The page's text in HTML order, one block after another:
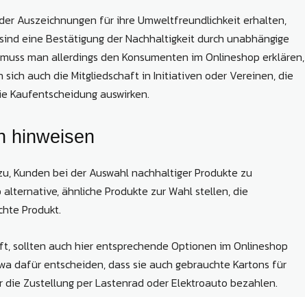
Auszeichnungen für ihre Umweltfreundlichkeit erhalten,
eine Bestätigung der Nachhaltigkeit durch unabhängige
man allerdings den Konsumenten im Onlineshop erklären,
auch die Mitgliedschaft in Initiativen oder Vereinen, die
auswirken.
hinweisen
Kunden bei der Auswahl nachhaltiger Produkte zu
ähnliche Produkte zur Wahl stellen, die
Produkt.
sollten auch hier entsprechende Optionen im Onlineshop
dafür entscheiden, dass sie auch gebrauchte Kartons für
Zustellung per Lastenrad oder Elektroauto bezahlen.